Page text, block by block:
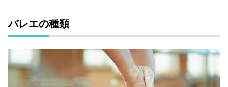
バレエの種類